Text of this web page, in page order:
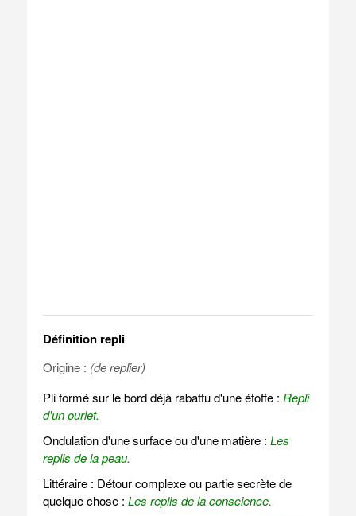
Définition repli
Origine : (de replier)
Pli formé sur le bord déjà rabattu d'une étoffe : Repli
d'un ourlet.
Ondulation d'une surface ou d'une matière : Les
replis de la peau.
Littéraire : Détour complexe ou partie secrète de
quelque chose : Les replis de la conscience.